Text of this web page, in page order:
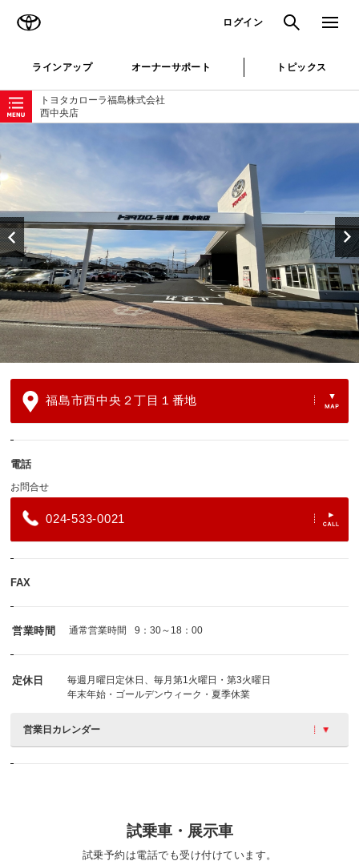
ログイン 検索 メニュ
ラインアップ オーナーサポート トピックス
トヨタカローラ福島株式会社
西中央店
ローカルナビゲーション
福島市西中央２丁目１番地
電話
お問合せ
024-533-0021
FAX
営業時間 通常営業時間 9：30～18：00
定休日
毎週月曜日定休日、毎月第1火曜日・第3火曜日
年末年始・ゴールデンウィーク・夏季休業
営業日カレンダー
試乗車・展示車
試乗予約は電話でも受け付けています。